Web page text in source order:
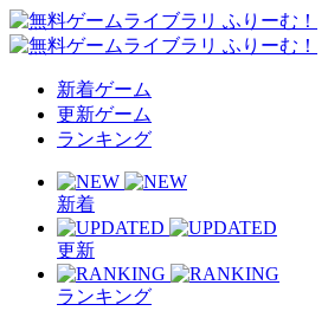
新着ゲーム
更新ゲーム
ランキング
新着
更新
ランキング